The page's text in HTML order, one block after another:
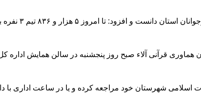
برای شرکت در مسابقه «هماوری قرآنی آلاء» ثبت نام کردند.
قرآنی آلاء صبح روز پنجشنبه در سالن همایش اداره